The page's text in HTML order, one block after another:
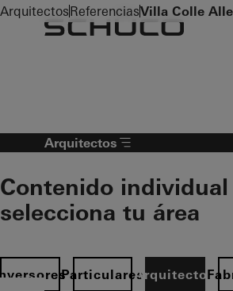
To the main content
Arquitectos
Contenido individual
selecciona tu área
ParticularesArquitectos
ArquitectosReferenciasVilla Colle